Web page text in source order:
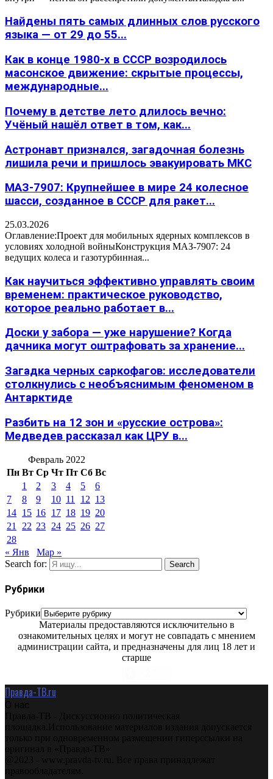
Найдены пять самых длинных слов русского
языка — от 29 до 55...
Как в конце 1980-х в СССР возродилось
масонское движение: скрытые процессы,
международные...
Почему в детстве лето длилось вечно:
Учёный нашёл ответ в том, как...
Астронавт признался, загадочная болезнь
лишила речи и пришлось эвакуировать МКС
МАЗ-7907: Крупнейшее в мире 24 колесное
шасси, созданное в СССР для ракет...
25.03.2026
Оглавление:Проект для мобильных ядерных комплексов в
условиях холодной войныКонструкция МАЗ-7907: 24
ведущих колеса и газотурбинная...
Как научиться эффективно управлять своим
временем: практическое руководство,
которое реально работает в...
Доски у забора — уже нарушение? Когда
дачника могут оштрафовать за хранение...
Загадка черных саркофагов: исследователи
столкнулись с необъяснимым феноменом в
Антарктиде
Разбить на 12 зон и «русские острова»:
Медведев рассказал как ЦРУ в...
Февраль 2022
Пн Вт Ср Чт Пт Сб Вс
1
2 3 4 5
6
7
8 9 10 11 12 13
14 15 16 17 18 19 20
21
22 23 24 25 26 27
28
« Янв
Мар »
Search for:
Search
Рубрики
Рубрики
Материалы предоставляются исключительно в
ознакомительных целях и могут не совпадать с мнением
администрации сайта, и предназначены для лиц 18 лет и
старше
Правда-ТВ.ru
О нас
Правда-ТВ - Дискуссионно политическая
площадка.Использование материалов издания допускается
только при одновременном размещении гиперссылки на
оригинал в «Правда-ТВ»
@2023 - www.pravda-tv.ru. Все права принадлежат
правообладателям.